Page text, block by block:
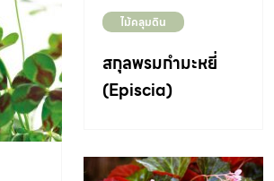
ไม้คลุมดิน
สกุลพรมกำมะหยี่
(Episcia)